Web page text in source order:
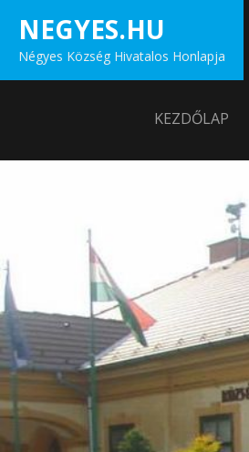
content
NEGYES.HU
Négyes Község Hivatalos Honlapja
KEZDŐLAP